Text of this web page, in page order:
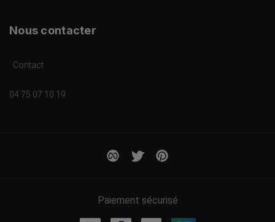
Nous contacter
Contact
04 75 07 10 19
Paiement sécurisé